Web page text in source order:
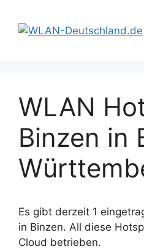
Inhalt
springen
WLAN
Binzen in
Es gibt derzeit 1
in Binzen. All diese
Cloud betrieben.